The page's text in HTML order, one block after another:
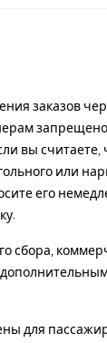
заказов
запрещено
вы считаете,
или
его
сбора,
для